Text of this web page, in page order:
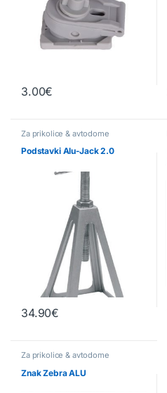
3.00€
Za prikolice & avtodome
Podstavki Alu-Jack 2.0
34.90€
Za prikolice & avtodome
Znak Zebra ALU